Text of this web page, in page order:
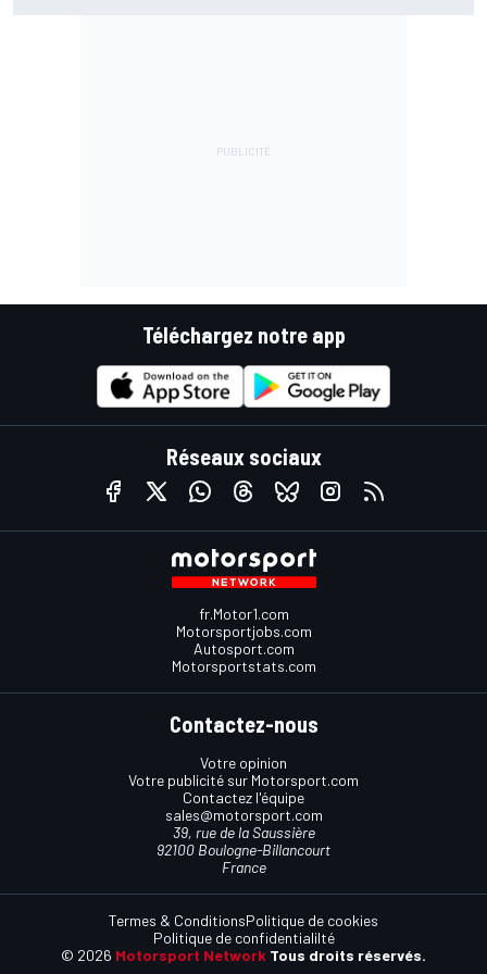
Téléchargez notre app
Réseaux sociaux
fr.Motor1.com
Motorsportjobs.com
Autosport.com
Motorsportstats.com
Contactez-nous
Votre opinion
Votre publicité sur Motorsport.com
Contactez l'équipe
sales@motorsport.com
39, rue de la Saussière
92100 Boulogne-Billancourt
France
© 2026 Motorsport Network Tous droits réservés.
Termes & ConditionsPolitique de cookies
Politique de confidentialilté